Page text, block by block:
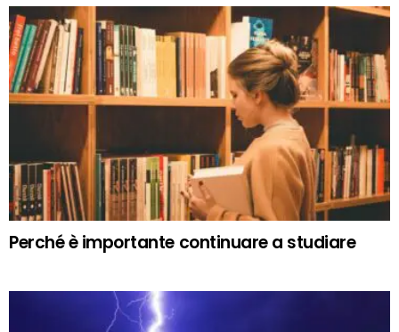
Perché è importante continuare a studiare